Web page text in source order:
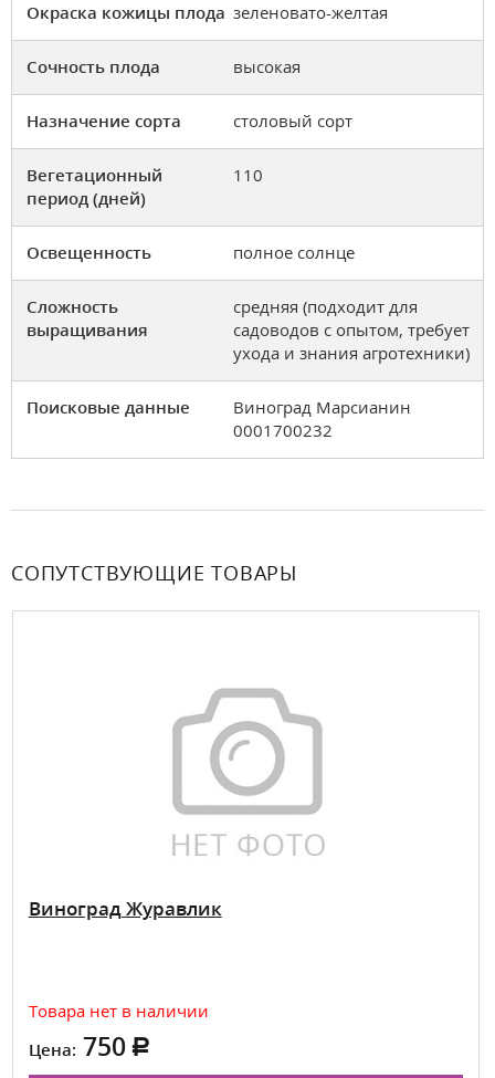
Окраска кожицы плода зеленовато-желтая
Сочность плода высокая
Назначение сорта столовый сорт
Вегетационный
период (дней)
110
Освещенность полное солнце
Сложность
выращивания
средняя (подходит для
садоводов с опытом, требует
ухода и знания агротехники)
Поисковые данные
Виноград Марсианин
0001700232
СОПУТСТВУЮЩИЕ ТОВАРЫ
Виноград Журавлик
Товара нет в наличии
Цена: 750